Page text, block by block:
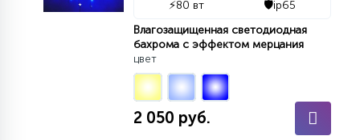
⚡80 вт 🛡️ip65
Влагозащищенная светодиодная
бахрома с эффектом мерцания
цвет
2 050 руб.